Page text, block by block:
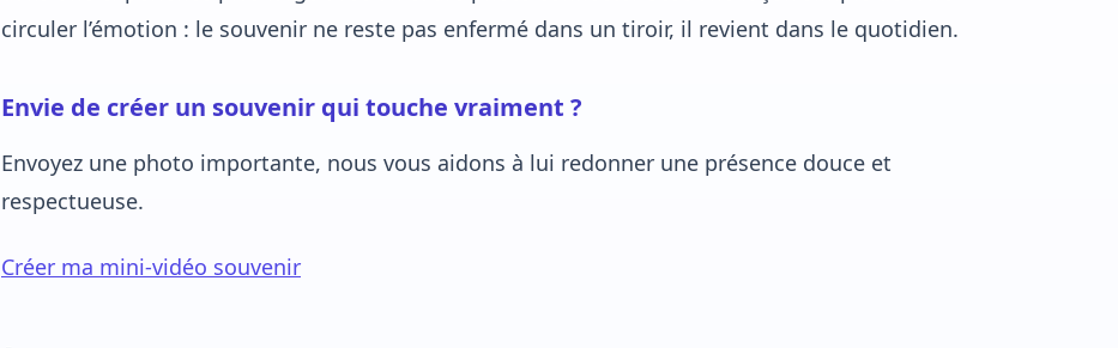
circuler l’émotion : le souvenir ne reste pas enfermé dans un tiroir, il revient dans le quotidien.
Envie de créer un souvenir qui touche vraiment ?
Envoyez une photo importante, nous vous aidons à lui redonner une présence douce et
respectueuse.
Créer ma mini-vidéo souvenir